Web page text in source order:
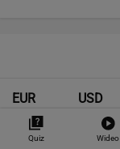
EUR
4,2983
-0,09%
USD
3,7187
-0,41%
Quiz Wideo